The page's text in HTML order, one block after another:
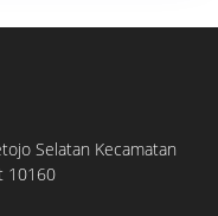
Selatan Kecamatan
10160